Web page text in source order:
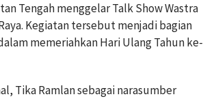
Tengah menggelar Talk Show Wastra
Kegiatan tersebut menjadi bagian
memeriahkan Hari Ulang Tahun ke-
Tika Ramlan sebagai narasumber